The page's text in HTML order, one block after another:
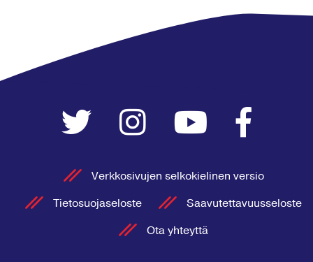
Verkkosivujen selkokielinen versio
Tietosuojaseloste
Saavutettavuusseloste
Ota yhteyttä